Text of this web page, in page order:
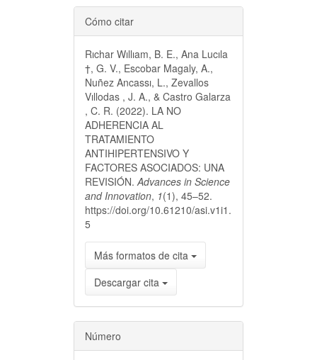
Detalles
del
artículo
Cómo citar
Rıchar Wıllıam, B. E., Ana Lucıla
†, G. V., Escobar Magaly, A.,
Nuñez Ancassı, L., Zevallos
Vıllodas , J. A., & Castro Galarza
, C. R. (2022). LA NO
ADHERENCIA AL
TRATAMIENTO
ANTIHIPERTENSIVO Y
FACTORES ASOCIADOS: UNA
REVISIÓN. Advances in Science
and Innovation, 1(1), 45–52.
https://doi.org/10.61210/asi.v1i1.
5
Más formatos de cita
Descargar cita
Número